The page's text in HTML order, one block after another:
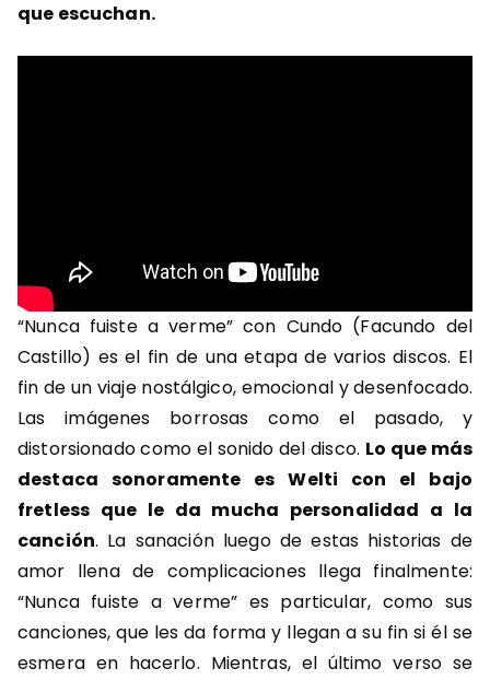
que escuchan.
“Nunca fuiste a verme” con Cundo (Facundo del
Castillo) es el fin de una etapa de varios discos. El
fin de un viaje nostálgico, emocional y desenfocado.
Las imágenes borrosas como el pasado, y
distorsionado como el sonido del disco. Lo que más
destaca sonoramente es Welti con el bajo
fretless que le da mucha personalidad a la
canción. La sanación luego de estas historias de
amor llena de complicaciones llega finalmente:
“Nunca fuiste a verme” es particular, como sus
canciones, que les da forma y llegan a su fin si él se
esmera en hacerlo. Mientras, el último verso se